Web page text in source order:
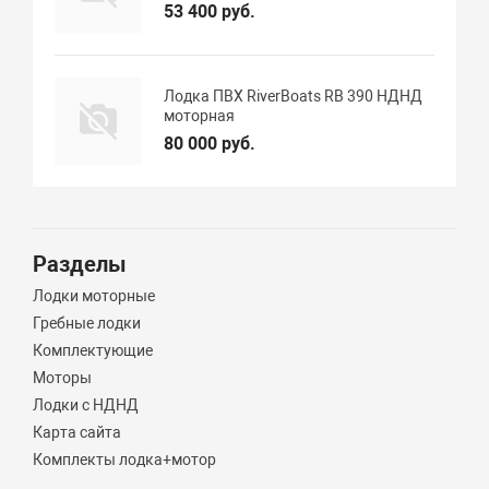
53 400 руб.
Лодка ПВХ RiverBoats RB 390 НДНД
моторная
80 000 руб.
Разделы
Лодки моторные
Гребные лодки
Комплектующие
Моторы
Лодки с НДНД
Карта сайта
Комплекты лодка+мотор